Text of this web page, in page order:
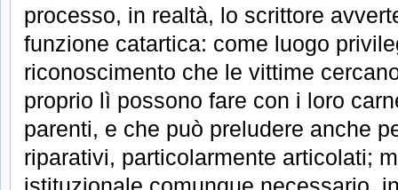
processo, in realtà, lo scrittore
funzione catartica: come luogo
riconoscimento che le vittime
proprio lì possono fare con i loro
parenti, e che può preludere anche
riparativi, particolarmente articolati;